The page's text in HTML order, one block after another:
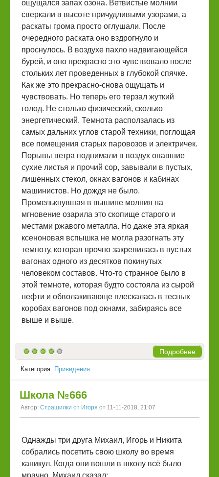
ощущался запах озона. Ветвистые молнии
сверкали в высоте причудливыми узорами, а
раскаты грома просто оглушали. После
очередного раската оно вздрогнуло и
проснулось. В воздухе пахло надвигающейся
бурей, и оно прекрасно это чувствовало после
стольких лет проведенных в глубокой спячке.
Как же это прекрасно-снова ощущать и
чувствовать. Но теперь его терзал жуткий
голод. Не столько физический, сколько
энергетический. Темнота расползалась из
самых дальних углов старой техники, поглощая
все помещения старых паровозов и электричек.
Порывы ветра поднимали в воздух опавшие
сухие листья и прочий сор, завывали в пустых,
лишенных стекол, окнах вагонов и кабинах
машинистов. Но дождя не было.
Промелькнувшая в вышине молния на
мгновение озарила это скопище старого и
местами ржавого металла. Но даже эта яркая
ксеноновая вспышка не могла разогнать эту
темноту, которая прочно закрепилась в пустых
вагонах одного из десятков покинутых
человеком составов. Что-то странное было в
этой темноте, которая будто состояла из сырой
нефти и обволакивающе плескалась в тесных
коробах вагонов под окнами, забираясь все
выше и выше.
Подробнее
Категория: Привидения
Школа №666
Автор: Страшилки от Игоря от 11-11-2018, 21:07
Однажды три друга Михаил, Игорь и Никита
собрались посетить свою школу во время
каникул. Когда они вошли в школу всё было